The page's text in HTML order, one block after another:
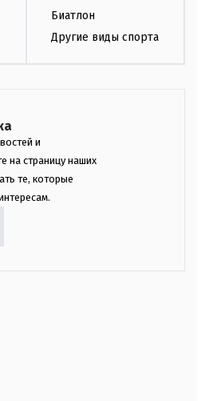
Биатлон
Другие виды спорта
и
на страницу наших
те, которые